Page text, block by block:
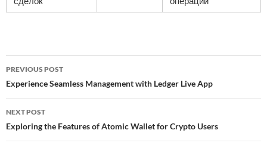
Post
navigation
PREVIOUS POST
Experience Seamless Management with Ledger Live App
NEXT POST
Exploring the Features of Atomic Wallet for Crypto Users